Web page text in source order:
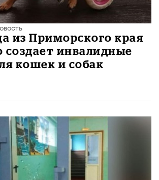
из Приморского края
создает инвалидные
кошек и собак